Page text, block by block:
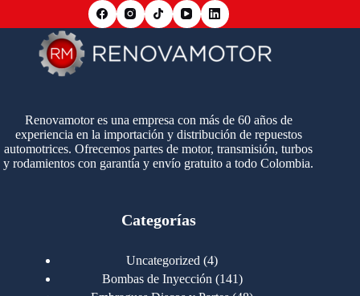
Renovamotor es una empresa con más de 60 años de
experiencia en la importación y distribución de repuestos
automotrices. Ofrecemos partes de motor, transmisión, turbos
y rodamientos con garantía y envío gratuito a todo Colombia.
Categorías
Uncategorized 44
productos
Bombas de Inyección 141141
productos